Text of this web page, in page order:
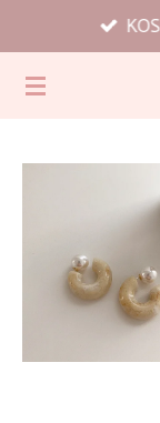
Hauptinhalt
springen